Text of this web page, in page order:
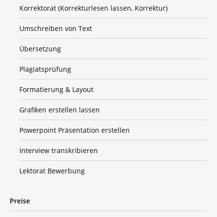
Korrektorat (Korrekturlesen lassen, Korrektur)
Umschreiben von Text
Übersetzung
Plagiatsprüfung
Formatierung & Layout
Grafiken erstellen lassen
Powerpoint Präsentation erstellen
Interview transkribieren
Lektorat Bewerbung
Preise